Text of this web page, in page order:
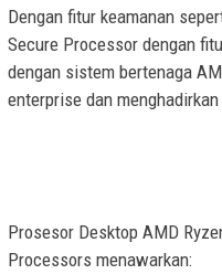
Dengan fitur keamanan
Secure Processor dengan
dengan sistem bertenaga
enterprise dan
Prosesor Desktop AMD
Processors menawarkan: